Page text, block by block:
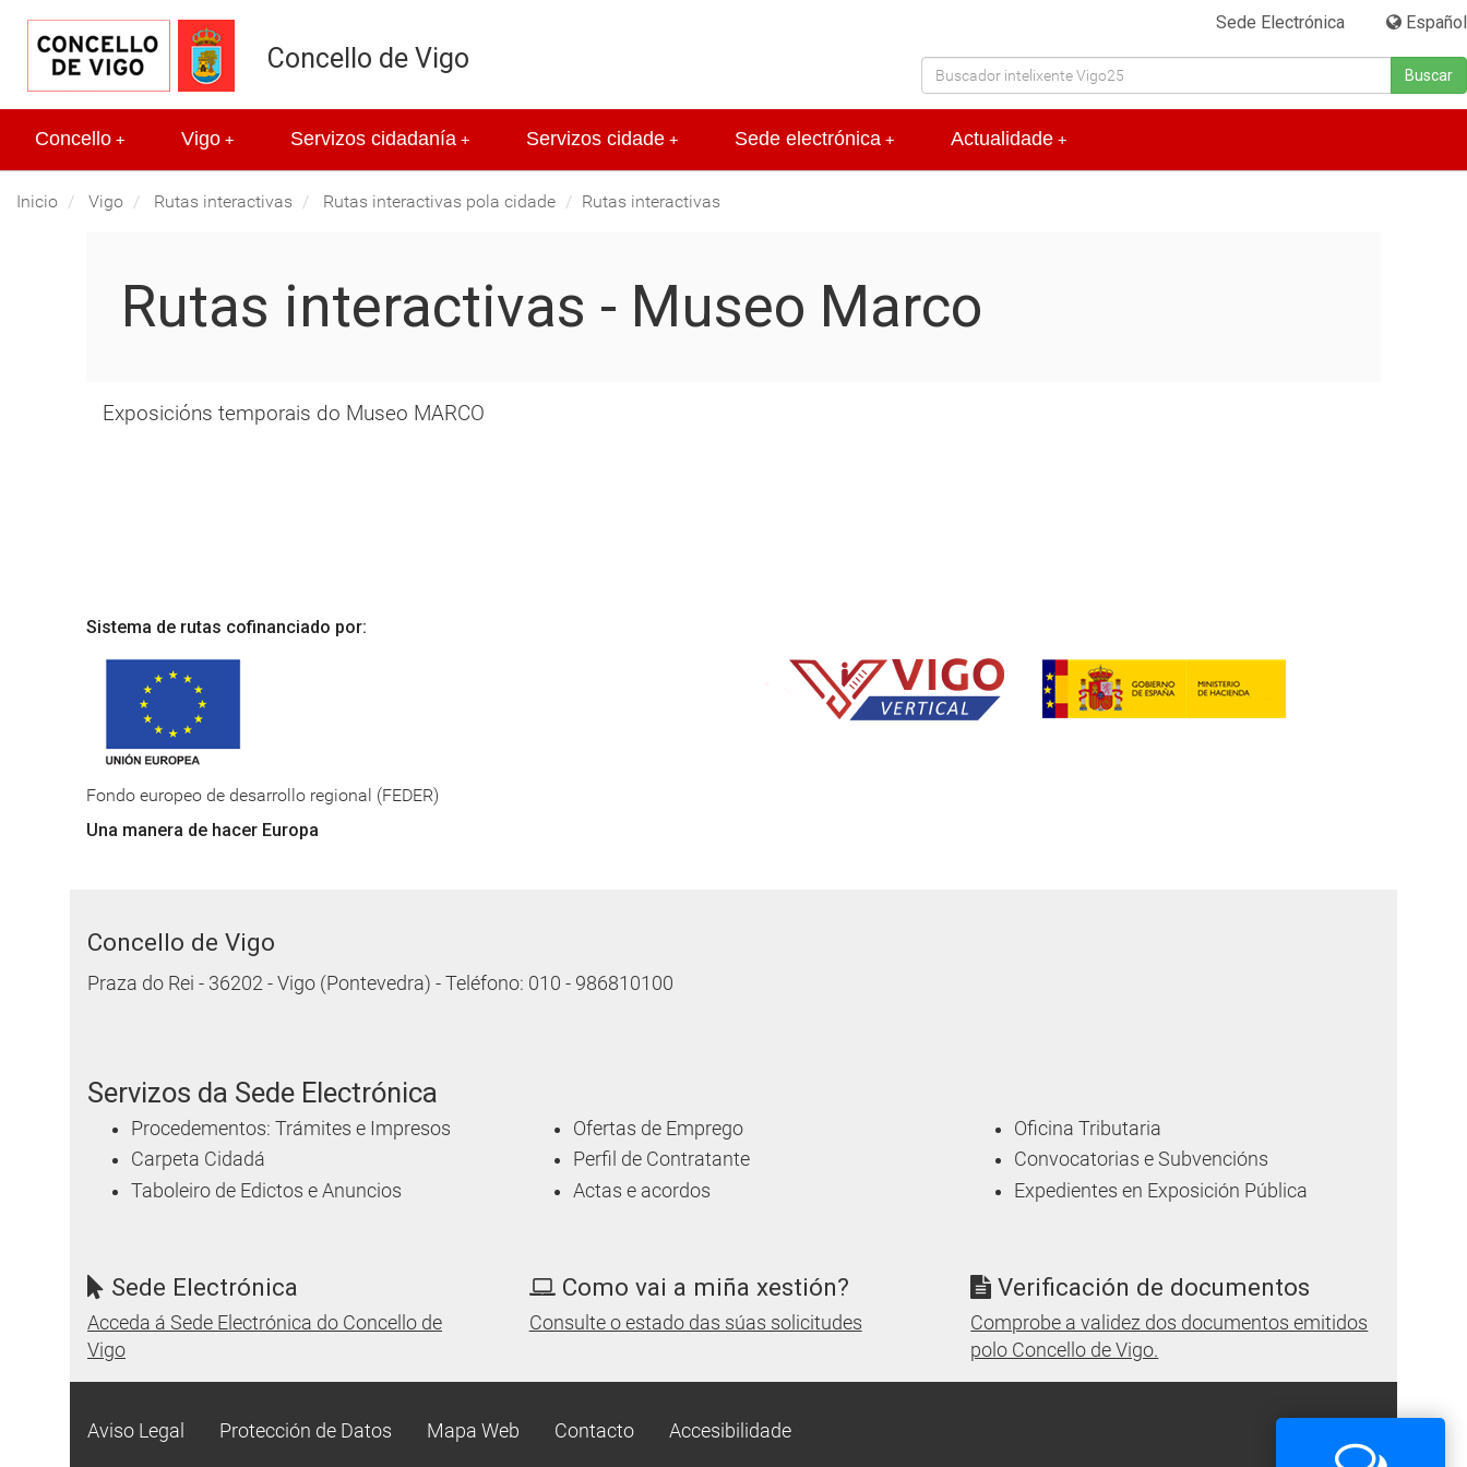
Sede Electrónica Español
Buscar
Concello de Vigo
+
Concello +
Vigo +
Servizos cidadanía +
Servizos cidade +
Sede electrónica +
Actualidade
Inicio Vigo Rutas interactivas Rutas interactivas pola cidade Rutas interactivas
Rutas interactivas - Museo Marco
Exposicións temporais do Museo MARCO
Sistema de rutas cofinanciado por:
Fondo europeo de desarrollo regional (FEDER)
Una manera de hacer Europa
Concello de Vigo
Praza do Rei - 36202 - Vigo (Pontevedra) - Teléfono: 010 - 986810100
Servizos da Sede Electrónica
Procedementos: Trámites e Impresos
Carpeta Cidadá
Taboleiro de Edictos e Anuncios
Ofertas de Emprego
Perfil de Contratante
Actas e acordos
Oficina Tributaria
Convocatorias e Subvencións
Expedientes en Exposición Pública
Sede Electrónica
Acceda á Sede Electrónica do Concello de
Vigo
Como vai a miña xestión?
Consulte o estado das súas solicitudes
Verificación de documentos
Comprobe a validez dos documentos emitidos
polo Concello de Vigo.
Aviso Legal Protección de Datos Mapa Web Contacto Accesibilidade